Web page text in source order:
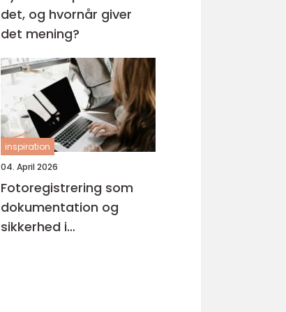
det, og hvornår giver
det mening?
inspiration
04. April 2026
Fotoregistrering som
dokumentation og
sikkerhed i